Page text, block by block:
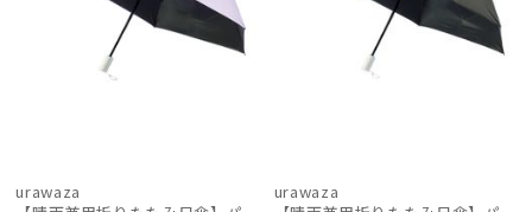
urawaza
urawaza